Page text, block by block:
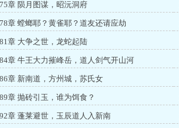
章 陨月图谋，昭沅洞府
章 螳螂耶？黄雀耶？道友还请应劫
章 大争之世，龙蛇起陆
章 牛王大力摧峰岳，道人剑气开山河
章 新南道，方州城，苏氏女
章 抛砖引玉，谁为饵食？
章 蓬莱避世，玉辰道人入新南